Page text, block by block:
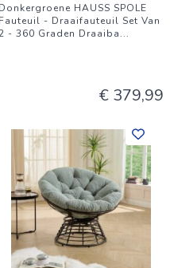
Donkergroene HAUSS SPOLE
Fauteuil - Draaifauteuil Set Van
- 360 Graden Draaiba...
€ 379,99